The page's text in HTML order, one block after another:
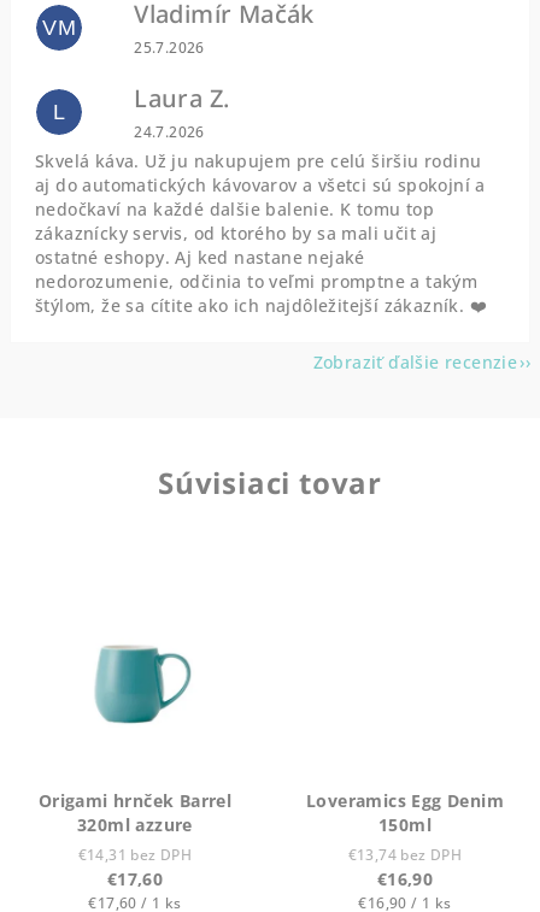
VM Vladimír Mačák
Hodnotenie obchodu je 5 z 5 hviezdičiek.
25.7.2026
L Laura Z.
Hodnotenie obchodu je 5 z 5 hviezdičiek.
24.7.2026
Skvelá káva. Už ju nakupujem pre celú širšiu rodinu
aj do automatických kávovarov a všetci sú spokojní a
nedočkaví na každé dalšie balenie. K tomu top
zákaznícky servis, od ktorého by sa mali učit aj
ostatné eshopy. Aj ked nastane nejaké
nedorozumenie, odčinia to veľmi promptne a takým
štýlom, že sa cítite ako ich najdôležitejší zákazník. ❤️
Zobraziť ďalšie recenzie
Súvisiaci tovar
Origami hrnček Barrel
320ml azzure
€14,31 bez DPH
€17,60
Jednotková
€17,60 / 1 ks
Loveramics Egg Denim
150ml
€13,74 bez DPH
€16,90
Jednotková
€16,90 / 1 ks